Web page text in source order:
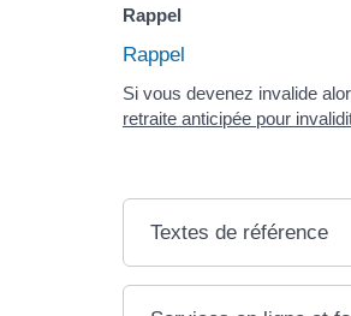
Rappel
Rappel
Si vous devenez invalide
retraite anticipée pour
Textes de référence